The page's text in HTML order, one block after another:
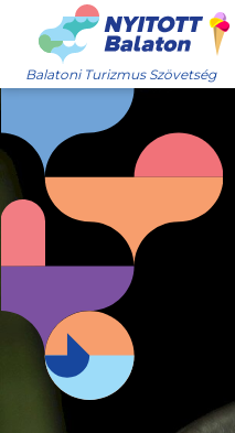
Balatoni Turizmus Szövetség